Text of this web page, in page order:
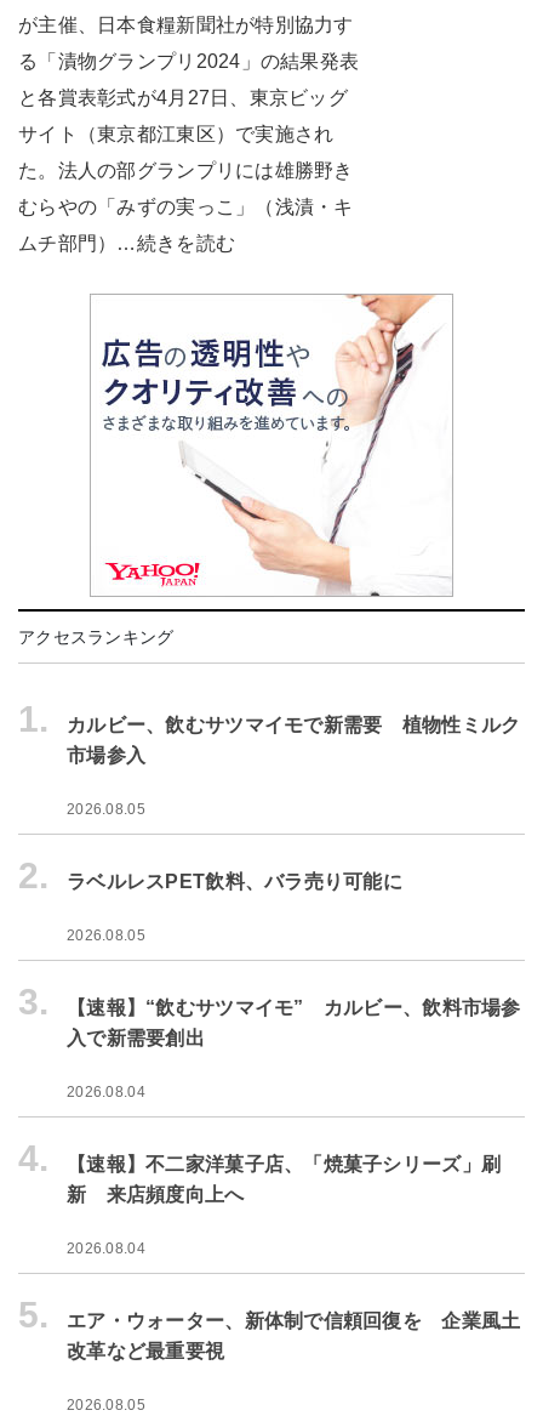
が主催、日本食糧新聞社が特別協力す
る「漬物グランプリ2024」の結果発表
と各賞表彰式が4月27日、東京ビッグ
サイト（東京都江東区）で実施され
た。法人の部グランプリには雄勝野き
むらやの「みずの実っこ」（浅漬・キ
ムチ部門）…続きを読む
アクセスランキング
1.
カルビー、飲むサツマイモで新需要 植物性ミルク
市場参入
2026.08.05
2. ラベルレスPET飲料、バラ売り可能に
2026.08.05
3.
【速報】“飲むサツマイモ” カルビー、飲料市場参
入で新需要創出
2026.08.04
4.
【速報】不二家洋菓子店、「焼菓子シリーズ」刷
新 来店頻度向上へ
2026.08.04
5.
エア・ウォーター、新体制で信頼回復を 企業風土
改革など最重要視
2026.08.05